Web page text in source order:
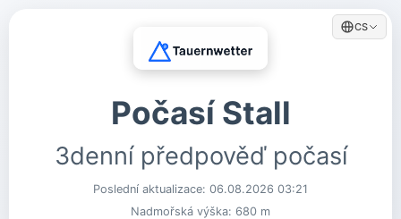
CS
Počasí Stall
3denní předpověď počasí
Poslední aktualizace: 06.08.2026 03:21
Nadmořská výška: 680 m